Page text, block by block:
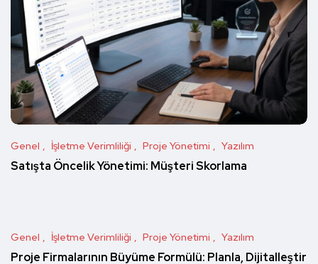
Genel İşletme Verimliliği Proje Yönetimi Yazılım
Satışta Öncelik Yönetimi: Müşteri Skorlama
Genel İşletme Verimliliği Proje Yönetimi Yazılım
Proje Firmalarının Büyüme Formülü: Planla, Dijitalleştir